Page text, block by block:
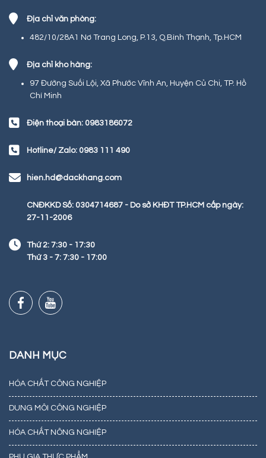
Địa chỉ văn phòng:
482/10/28A1 Nơ Trang Long, P.13, Q.Bình Thạnh, Tp.HCM
Địa chỉ kho hàng:
97 Đường Suối Lội, Xã Phước Vĩnh An, Huyện Củ Chi, TP. Hồ
Chí Minh
Điện thoại bàn: 0983186072
Hotline/ Zalo: 0983 111 490
hien.hd@dackhang.com
CNĐKKD Số: 0304714687 - Do sở KHĐT TP.HCM cấp ngày:
27-11-2006
Thứ 2: 7:30 - 17:30
Thứ 3 - 7: 7:30 - 17:00
DANH MỤC
HÓA CHẤT CÔNG NGHIỆP
DUNG MÔI CÔNG NGHIỆP
HÓA CHẤT NÔNG NGHIỆP